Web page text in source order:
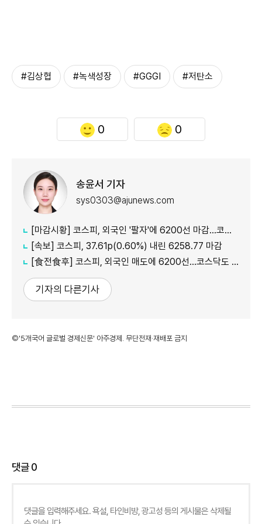
#김상협 #녹색성장 #GGGI #저탄소
0 0
송윤서 기자
sys0303@ajunews.com
[마감시황] 코스피, 외국인 '팔자'에 6200선 마감…코스닥도 하락
[속보] 코스피, 37.61p(0.60%) 내린 6258.77 마감
[食전食후] 코스피, 외국인 매도에 6200선…코스닥도 약세
기자의 다른기사
©'5개국어 글로벌 경제신문' 아주경제. 무단전재·재배포 금지
댓글0